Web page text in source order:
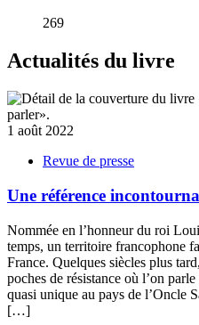
269
Actualités du livre
1 août 2022
Revue de presse
Une référence
Nommée en l’honneur du roi
temps, un territoire francophone
France. Quelques siècles plus
poches de résistance où l’on
quasi unique au pays de l’Oncle
[…]